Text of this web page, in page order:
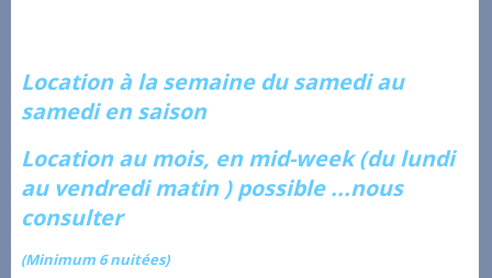
Location à la semaine du samedi au
samedi en saison
Location au mois, en mid-week (du lundi
au vendredi matin ) possible ...nous
consulter
(Minimum 6 nuitées)